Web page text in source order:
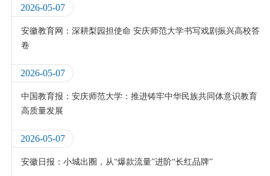
2026-05-07
安徽教育网：深耕梨园担使命 安庆师范大学书写戏剧振兴高校答
卷
2026-05-07
中国教育报：安庆师范大学：推进铸牢中华民族共同体意识教育
高质量发展
2026-05-07
安徽日报：小城出圈，从“爆款流量”进阶“长红品牌”